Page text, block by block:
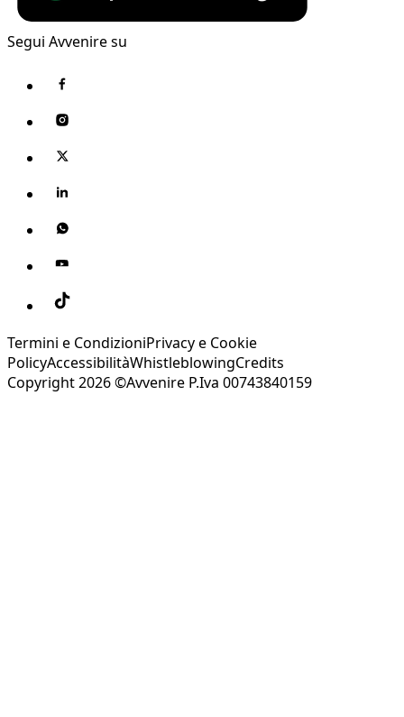
Segui Avvenire su
Termini e CondizioniPrivacy e Cookie
PolicyAccessibilitàWhistleblowingCredits
Copyright 2026 ©Avvenire P.Iva 00743840159